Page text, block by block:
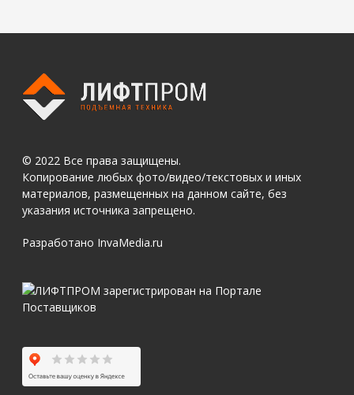
© 2022 Все права защищены.
Копирование любых фото/видео/текстовых и иных
материалов, размещенных на данном сайте, без
указания источника запрещено.
Разработано InvaMedia.ru